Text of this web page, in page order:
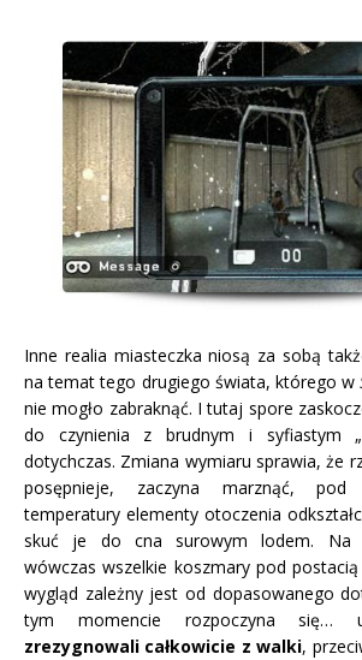
Inne realia miasteczka niosą za sobą
na temat tego drugiego świata, którego w
nie mogło zabraknąć. I tutaj spore
do czynienia z brudnym i syfiastym „
dotychczas. Zmiana wymiaru sprawia, że
posępnieje, zaczyna marznąć, pod
temperatury elementy otoczenia
skuć je do cna surowym lodem. Na
wówczas wszelkie koszmary pod
wygląd zależny jest od dopasowanego
tym momencie rozpoczyna się…
zrezygnowali całkowicie z walki,